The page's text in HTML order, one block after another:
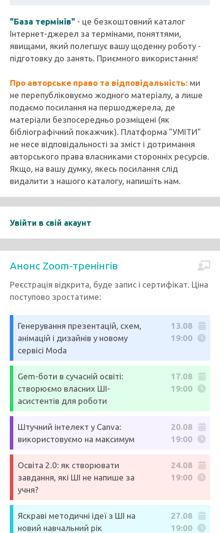
"База термінів" - це безкоштовний каталог
Інтернет-джерел за термінами, поняттями,
явищами, який полегшує вашу щоденну роботу -
підготовку до занять. Приємного використання!
Про авторське право та відповідальність: ми
не перепубліковуємо жодного матеріалу, а лише
подаємо посилання на першоджерела, де
матеріали безпосередньо розміщені (як
бібліографічний покажчик). Платформа "УМІТИ"
не несе відповідальності за зміст і дотримання
авторського права власниками сторонніх ресурсів.
Якщо, на вашу думку, якесь посилання слід
видалити з нашого каталогу, напишіть нам.
Увійти в свій акаунт
Анонс Zoom-тренінгів
Реєстрація відкрита, буде запис і сертифікат. Ціна
поступово зростатиме:
Генерування презентацій, схем,
анімацій і дизайнів у новому
сервісі Moda
13.08
19:00
Gem-боти в сучасній освіті:
створюємо власних ШІ-
асистентів для роботи
17.08
19:00
Штучний інтелект у Canva:
використовуємо на максимум
20.08
19:00
Освіта 2.0: як створювати
завдання, які ШІ не напише за
учня?
24.08
19:00
Яскраві методичні ідеї з ШІ на
новий навчальний рік
27.08
19:00